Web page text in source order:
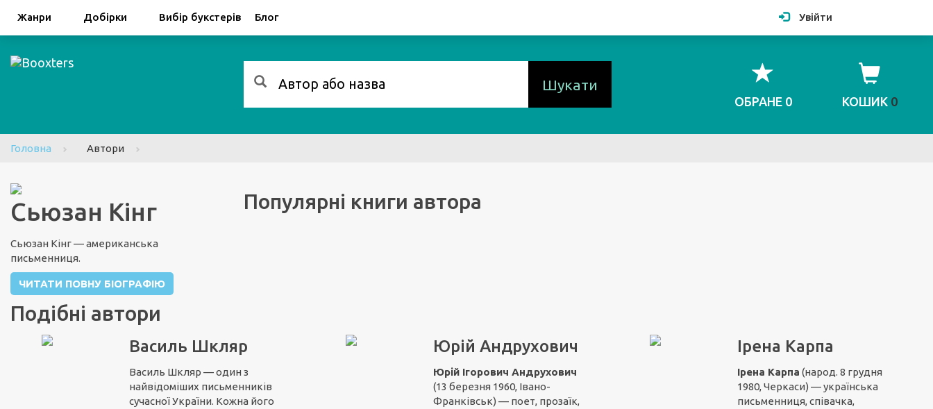
Жанри Добірки Вибір букстерів Блог
FacebookGoogle Увійти
Шукати
ОБРАНЕ 0 КОШИК 0
Головна Автори
Сьюзан Кінг
Сьюзан Кінг — американська
письменниця.
ЧИТАТИ ПОВНУ БІОГРАФІЮ
Популярні книги автора
Подібні автори
Василь Шкляр
Василь Шкляр — один з
найвідоміших письменників
сучасної України. Кожна його
Юрій Андрухович
Юрій Ігорович Андрухович
(13 березня 1960, Івано-
Франківськ) — поет, прозаїк,
Ірена Карпа
Ірена Карпа (народ. 8 грудня
1980, Черкаси) — українська
письменниця, співачка,